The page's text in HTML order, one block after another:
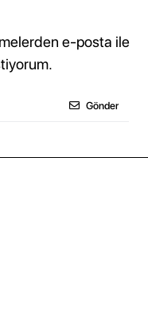
e-posta ile
Gönder